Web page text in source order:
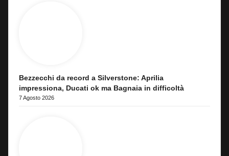
Bezzecchi da record a Silverstone: Aprilia
impressiona, Ducati ok ma Bagnaia in difficoltà
7 Agosto 2026